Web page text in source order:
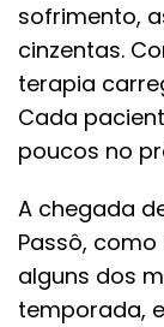
sofrimento,
cinzentas.
terapia
Cada
poucos no
A chegada
Passô,
alguns dos
temporada,